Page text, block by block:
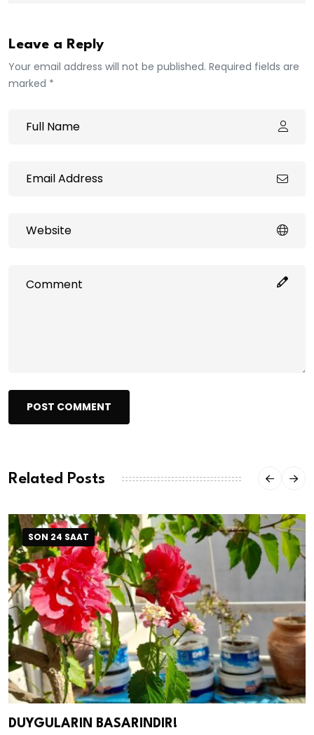
Leave a Reply
Your email address will not be published. Required fields are
marked *
POST COMMENT
Related Posts
SON 24 SAAT
DUYGULARIN BASARINDIR!